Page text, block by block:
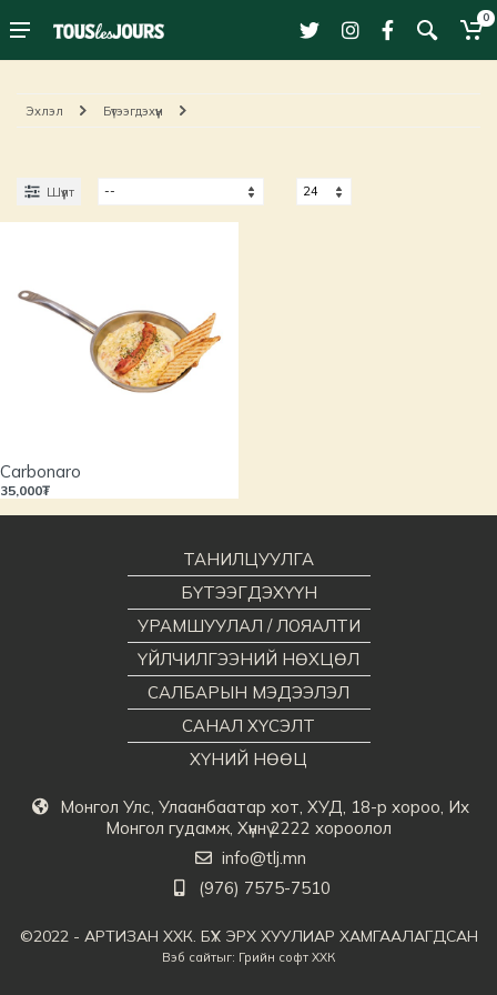
0
Эхлэл Бүтээгдэхүүн
Шүүлт
Carbonaro
35,000₮
Монгол Улс, Улаанбаатар хот, ХУД, 18-р хороо, Их
Монгол гудамж, Хүннү 2222 хороолол
info@tlj.mn
(976) 7575-7510
ТАНИЛЦУУЛГА
БҮТЭЭГДЭХҮҮН
УРАМШУУЛАЛ / ЛОЯАЛТИ
ҮЙЛЧИЛГЭЭНИЙ НӨХЦӨЛ
САЛБАРЫН МЭДЭЭЛЭЛ
САНАЛ ХҮСЭЛТ
ХҮНИЙ НӨӨЦ
©2022 - АРТИЗАН ХХК. БҮХ ЭРХ ХУУЛИАР ХАМГААЛАГДСАН
Вэб сайтыг: Грийн софт ХХК